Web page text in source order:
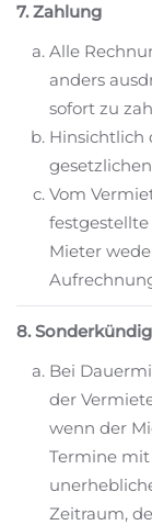
7. Zahlung
Alle
anders
sofort zu
Hinsichtlich
Vom
Mieter
8.
Bei
der
wenn der
Termine
Zeitraum,